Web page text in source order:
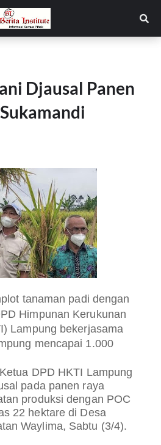
Djausal Panen
tanaman padi dengan
Himpunan Kerukunan
Lampung bekerjasama
mencapai 1.000
DPD HKTI Lampung
pada panen raya
produksi dengan POC
22 hektare di Desa
Waylima, Sabtu (3/4).